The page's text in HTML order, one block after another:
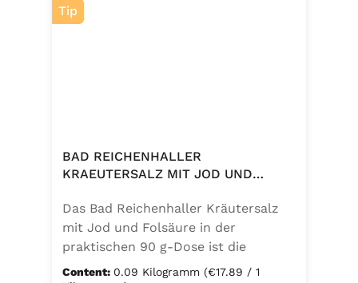
Knoblauch, 5 % Kräuter und
Tip
BAD REICHENHALLER
KRAEUTERSALZ MIT JOD UND
Das Bad Reichenhaller Kräutersalz
mit Jod und Folsäure in der
praktischen 90 g-Dose ist die
aromatische Würzmischung für eine
Content: 0.09 Kilogramm (€17.89 / 1